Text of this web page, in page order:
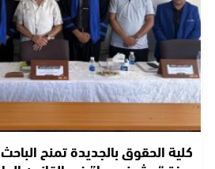
كلية الحقوق بالجديدة تمنح